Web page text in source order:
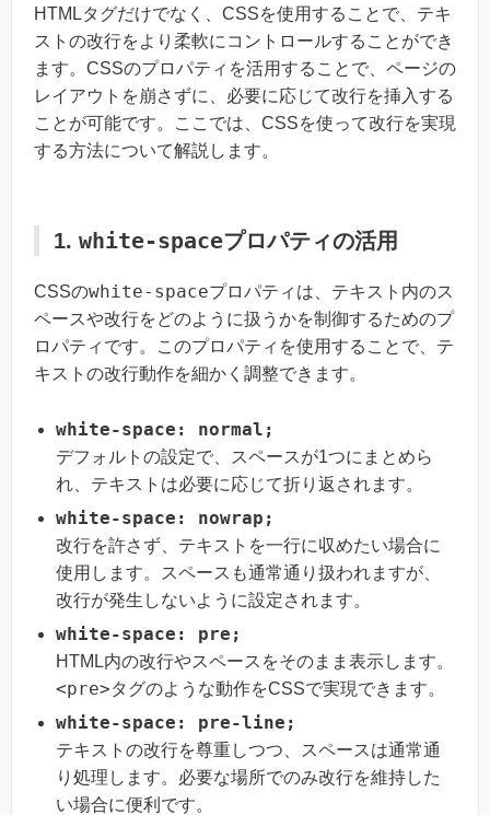
HTMLタグだけでなく、CSSを使用することで、テキ
ストの改行をより柔軟にコントロールすることができ
ます。CSSのプロパティを活用することで、ページの
レイアウトを崩さずに、必要に応じて改行を挿入する
ことが可能です。ここでは、CSSを使って改行を実現
する方法について解説します。
1. white-spaceプロパティの活用
CSSのwhite-spaceプロパティは、テキスト内のス
ペースや改行をどのように扱うかを制御するためのプ
ロパティです。このプロパティを使用することで、テ
キストの改行動作を細かく調整できます。
white-space: normal;
デフォルトの設定で、スペースが1つにまとめら
れ、テキストは必要に応じて折り返されます。
white-space: nowrap;
改行を許さず、テキストを一行に収めたい場合に
使用します。スペースも通常通り扱われますが、
改行が発生しないように設定されます。
white-space: pre;
HTML内の改行やスペースをそのまま表示します。
<pre>タグのような動作をCSSで実現できます。
white-space: pre-line;
テキストの改行を尊重しつつ、スペースは通常通
り処理します。必要な場所でのみ改行を維持した
い場合に便利です。